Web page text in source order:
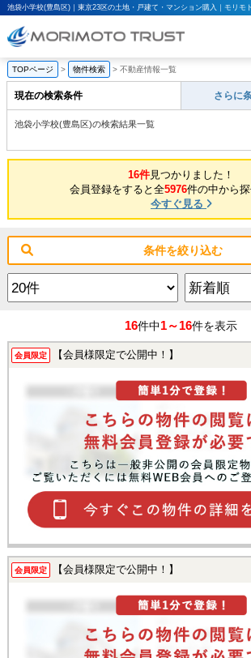
池袋小学校(豊島区)｜東京23区の土地・戸建て・マンション購入｜モリモ
TOPページ > 物件検索 > 不動産情報一覧
現在の検索条件 さらに
池袋小学校(豊島区)の検索結果一覧
16件見つかりました！
会員登録をすると全5976件の中から探
今すぐ見る
条件を絞り込む
16件中1～16件を表示
会員限定 【会員様限定で公開中！】
会員限定 【会員様限定で公開中！】